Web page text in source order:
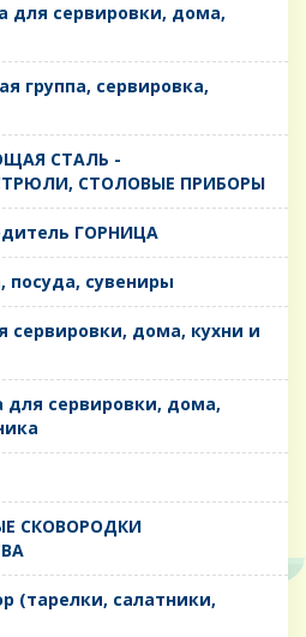
для сервировки, дома,
группа, сервировка,
СТАЛЬ -
СТОЛОВЫЕ ПРИБОРЫ
ГОРНИЦА
посуда, сувениры
сервировки, дома, кухни и
для сервировки, дома,
СКОВОРОДКИ
(тарелки, салатники,